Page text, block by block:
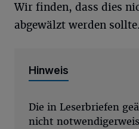
Wir finden, dass dies
abgewälzt werden sollte.
Hinweis
Die in Leserbriefen
nicht